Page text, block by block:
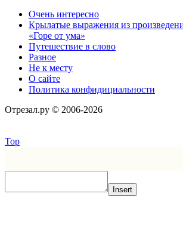
Очень интересно
Крылатые выражения из
«Горе от ума»
Путешествие в слово
Разное
Не к месту
О сайте
Политика конфидициальности
Отрезал.ру © 2006-2026
Top
Insert